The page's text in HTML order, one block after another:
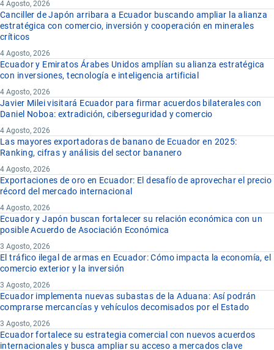
4 Agosto, 2026
Canciller de Japón arribara a Ecuador buscando ampliar la alianza
estratégica con comercio, inversión y cooperación en minerales
críticos
4 Agosto, 2026
Ecuador y Emiratos Árabes Unidos amplían su alianza estratégica
con inversiones, tecnología e inteligencia artificial
4 Agosto, 2026
Javier Milei visitará Ecuador para firmar acuerdos bilaterales con
Daniel Noboa: extradición, ciberseguridad y comercio
4 Agosto, 2026
Las mayores exportadoras de banano de Ecuador en 2025:
Ranking, cifras y análisis del sector bananero
4 Agosto, 2026
Exportaciones de oro en Ecuador: El desafío de aprovechar el precio
récord del mercado internacional
4 Agosto, 2026
Ecuador y Japón buscan fortalecer su relación económica con un
posible Acuerdo de Asociación Económica
3 Agosto, 2026
El tráfico ilegal de armas en Ecuador: Cómo impacta la economía, el
comercio exterior y la inversión
3 Agosto, 2026
Ecuador implementa nuevas subastas de la Aduana: Así podrán
comprarse mercancías y vehículos decomisados por el Estado
3 Agosto, 2026
Ecuador fortalece su estrategia comercial con nuevos acuerdos
internacionales y busca ampliar su acceso a mercados clave